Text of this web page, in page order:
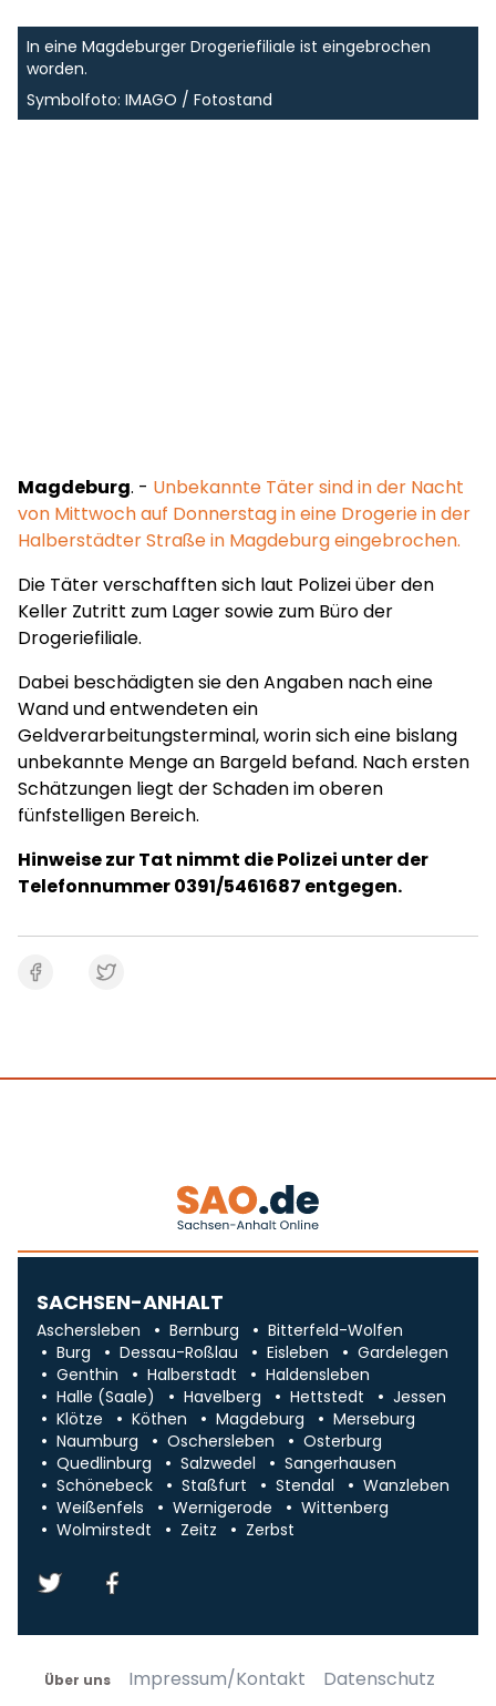
In eine Magdeburger Drogeriefiliale ist eingebrochen
worden.
Symbolfoto: IMAGO / Fotostand
Magdeburg. - Unbekannte Täter sind in der Nacht
von Mittwoch auf Donnerstag in eine Drogerie in der
Halberstädter Straße in Magdeburg eingebrochen.
Die Täter verschafften sich laut Polizei über den
Keller Zutritt zum Lager sowie zum Büro der
Drogeriefiliale.
Dabei beschädigten sie den Angaben nach eine
Wand und entwendeten ein
Geldverarbeitungsterminal, worin sich eine bislang
unbekannte Menge an Bargeld befand. Nach ersten
Schätzungen liegt der Schaden im oberen
fünfstelligen Bereich.
Hinweise zur Tat nimmt die Polizei unter der
Telefonnummer 0391/5461687 entgegen.
SACHSEN-ANHALT
Aschersleben Bernburg
Bitterfeld-Wolfen
Burg
Dessau-Roßlau Eisleben
Gardelegen
Genthin
Halberstadt
Haldensleben
Halle (Saale)
Havelberg Hettstedt
Jessen
Klötze
Köthen Magdeburg
Merseburg
Naumburg
Oschersleben
Osterburg
Quedlinburg
Salzwedel
Sangerhausen
Schönebeck
Staßfurt Stendal
Wanzleben
Weißenfels
Wernigerode
Wittenberg
Wolmirstedt
Zeitz Zerbst
Über uns Impressum/Kontakt
Datenschutz